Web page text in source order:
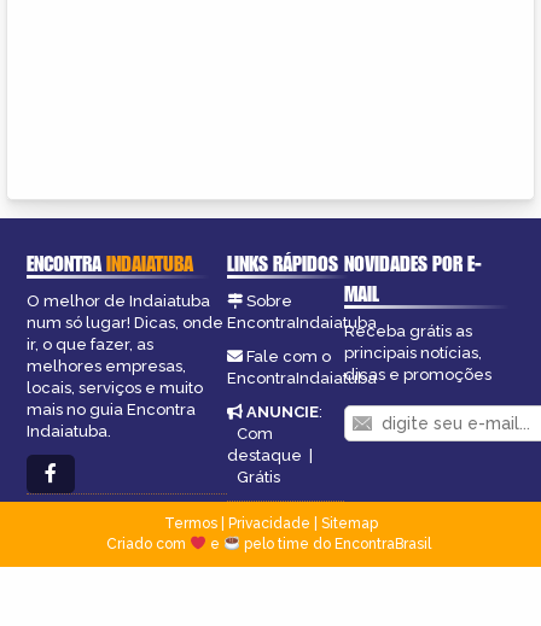
ENCONTRAINDAIATUBA
O melhor de Indaiatuba
num só lugar! Dicas, onde
ir, o que fazer, as
melhores empresas,
locais, serviços e muito
mais no guia Encontra
Indaiatuba.
LINKS RÁPIDOS
Sobre
EncontraIndaiatuba
Fale com o
EncontraIndaiatuba
ANUNCIE:
Com
destaque |
Grátis
NOVIDADES POR E-
MAIL
Receba grátis as
principais notícias,
dicas e promoções
Termos| Privacidade
Sitemap
Criado com
e pelo time do EncontraBrasil